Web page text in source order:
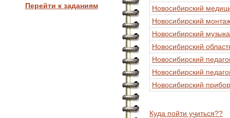
Перейти к заданиям
Новосибирский
Новосибирский
Новосибирский
Новосибирский
Новосибирский
Новосибирский
Новосибирский
Куда пойти учиться??